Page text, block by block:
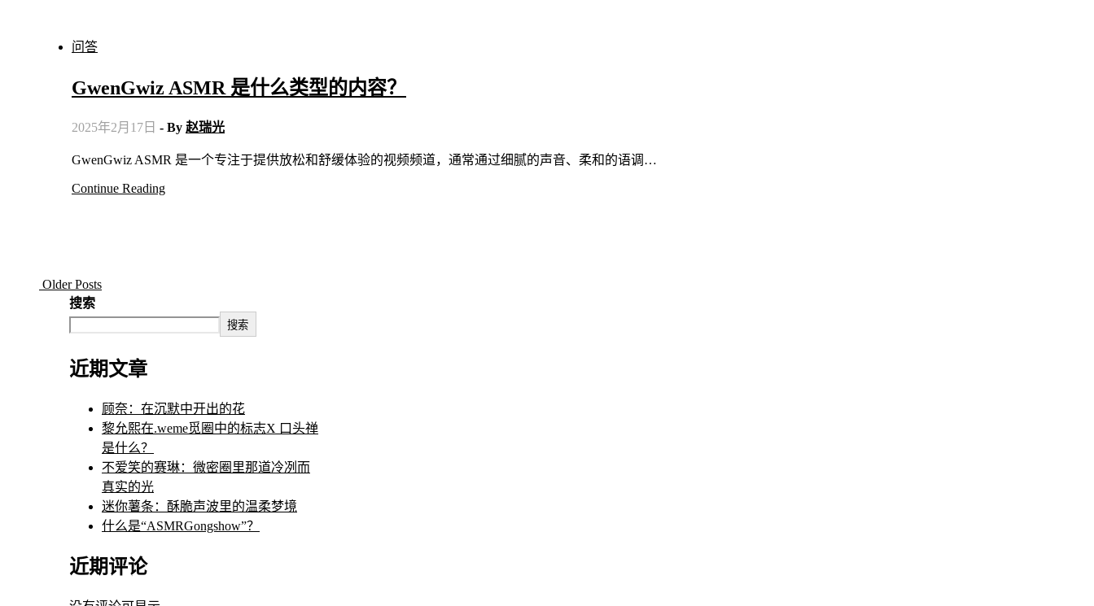
问答
GwenGwiz ASMR 是什么类型的内容？
2025年2月17日 - By 赵瑞光
GwenGwiz ASMR 是一个专注于提供放松和舒缓体验的视频频道，通常通过细腻的声音、柔和的语调…
Continue Reading
Older Posts
搜索
搜索
近期文章
顾奈：在沉默中开出的花
黎允熙在.weme觅圈中的标志X 口头禅
是什么？
不爱笑的赛琳：微密圈里那道冷冽而
真实的光
迷你薯条：酥脆声波里的温柔梦境
什么是“ASMRGongshow”？
近期评论